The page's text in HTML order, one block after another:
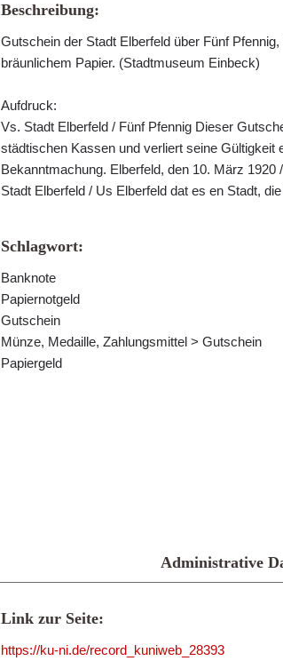
Beschreibung:
Gutschein der Stadt Elberfeld über Fünf
bräunlichem Papier. (Stadtmuseum Einbeck)
Aufdruck:
Vs. Stadt Elberfeld / Fünf Pfennig Dieser
städtischen Kassen und verliert seine Gültigkeit
Bekanntmachung. Elberfeld, den 10. März
Stadt Elberfeld / Us Elberfeld dat es en Stadt,
Schlagwort:
Banknote
Papiernotgeld
Gutschein
Münze, Medaille, Zahlungsmittel > Gutschein
Papiergeld
Administrative
Link zur Seite:
https://ku-ni.de/record_kuniweb_28393